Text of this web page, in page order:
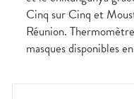
Gencives
Hygiène
bucco-
lourdes
Cinq sur Cinq et
Réunion.
masques disponibles